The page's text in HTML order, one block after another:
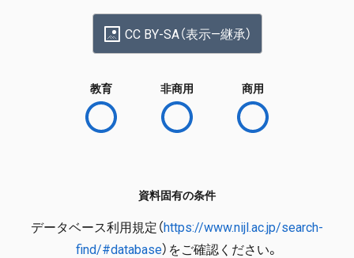
CC BY-SA（表示—継承）
教育 非商用 商用
資料固有の条件
データベース利用規定（https://www.nijl.ac.jp/search-
find/#database）をご確認ください。